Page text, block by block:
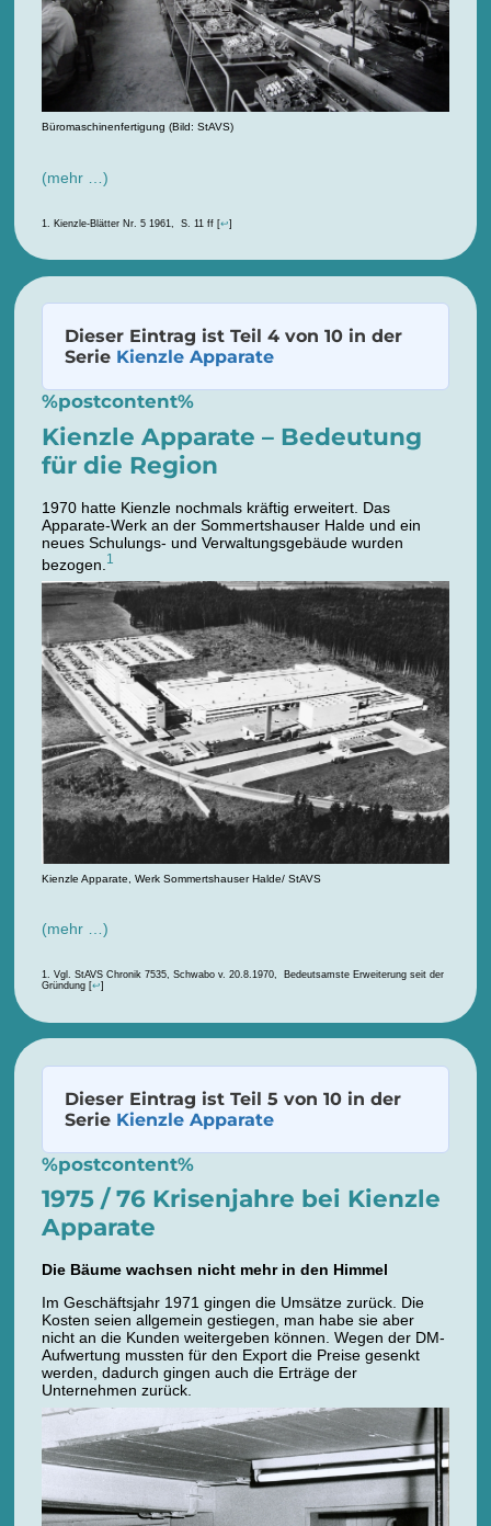
Büromaschinenfertigung (Bild: StAVS)
(mehr …)
Kienzle-Blätter Nr. 5 1961, S. 11 ff[↩]
Dieser Eintrag ist Teil 4 von 10 in der
Serie Kienzle Apparate
%postcontent%
Kienzle Apparate – Bedeutung
für die Region
1970 hatte Kienzle nochmals kräftig erweitert. Das
Apparate-Werk an der Sommertshauser Halde und ein
neues Schulungs- und Verwaltungsgebäude wurden
bezogen. 1
Kienzle Apparate, Werk Sommertshauser Halde/ StAVS
(mehr …)
Vgl. StAVS Chronik 7535, Schwabo v. 20.8.1970, Bedeutsamste Erweiterung seit der
Gründung[↩]
Dieser Eintrag ist Teil 5 von 10 in der
Serie Kienzle Apparate
%postcontent%
1975 / 76 Krisenjahre bei Kienzle
Apparate
Die Bäume wachsen nicht mehr in den Himmel
Im Geschäftsjahr 1971 gingen die Umsätze zurück. Die
Kosten seien allgemein gestiegen, man habe sie aber
nicht an die Kunden weitergeben können. Wegen der DM-
Aufwertung mussten für den Export die Preise gesenkt
werden, dadurch gingen auch die Erträge der
Unternehmen zurück.